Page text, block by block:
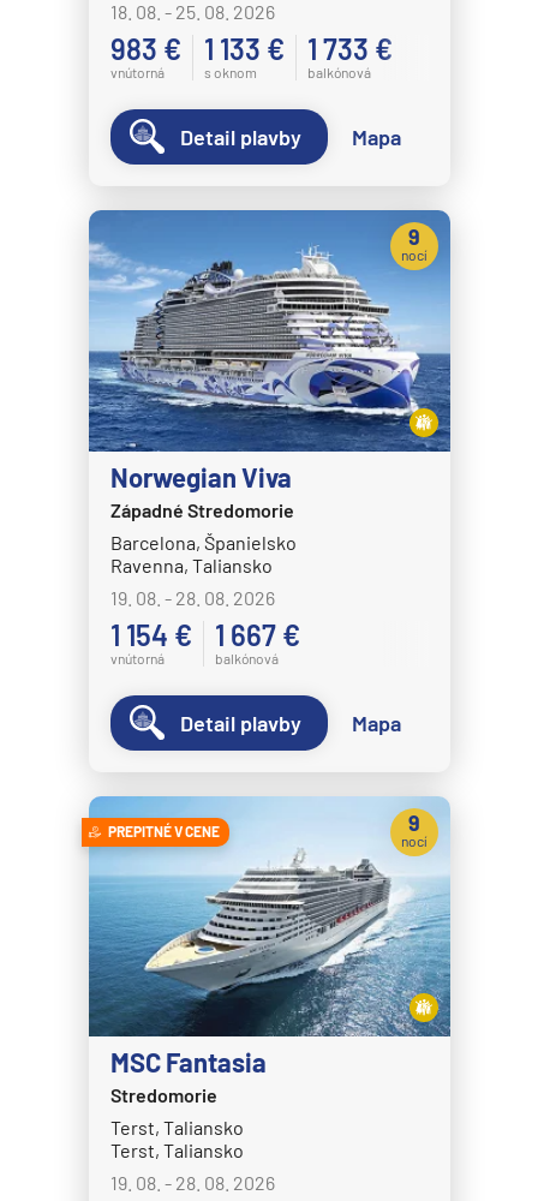
18. 08. - 25. 08. 2026
983 €
vnútorná
1 133 €
s oknom
1 733 €
balkónová
Detail plavby Mapa
Norwegian Viva
Západné Stredomorie
Barcelona, Španielsko
Ravenna, Taliansko
19. 08. - 28. 08. 2026
1 154 €
vnútorná
1 667 €
balkónová
9
nocí
Detail plavby Mapa
PREPITNÉ V CENE
MSC Fantasia
Stredomorie
Terst, Taliansko
Terst, Taliansko
19. 08. - 28. 08. 2026
9
nocí